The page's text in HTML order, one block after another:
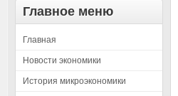
Главное меню
Главная
Новости экономики
История микроэкономики